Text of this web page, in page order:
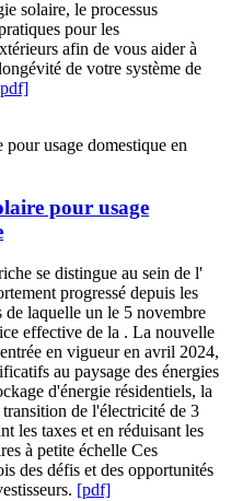
solaire, le processus
pour les
afin de vous aider à
de votre système de
pour usage
se distingue au sein de l'
progressé depuis les
de laquelle un le 5 novembre
effective de la . La nouvelle
en vigueur en avril 2024,
au paysage des énergies
d'énergie résidentiels, la
de l'électricité de 3
les taxes et en réduisant les
à petite échelle Ces
des défis et des opportunités
[pdf]